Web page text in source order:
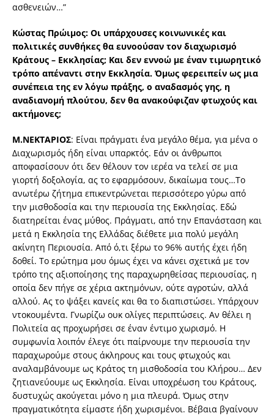
ασθενειών…”
Κώστας Πρώιμος: Οι υπάρχουσες κοινωνικές και
πολιτικές συνθήκες θα ευνοούσαν τον διαχωρισμό
Κράτους – Εκκλησίας; Και δεν εννοώ με έναν τιμωρητικό
τρόπο απέναντι στην Εκκλησία. Όμως φερειπείν ως μια
συνέπεια της εν λόγω πράξης, ο αναδασμός γης, η
αναδιανομή πλούτου, δεν θα ανακούφιζαν φτωχούς και
ακτήμονες;
Μ.ΝΕΚΤΑΡΙΟΣ: Είναι πράγματι ένα μεγάλο θέμα, για μένα ο
Διαχωρισμός ήδη είναι υπαρκτός. Εάν οι άνθρωποι
αποφασίσουν ότι δεν θέλουν τον ιερέα να τελεί σε μια
γιορτή δοξολογία, ας το εφαρμόσουν, δικαίωμα τους…Το
ανωτέρω ζήτημα επικεντρώνεται περισσότερο γύρω από
την μισθοδοσία και την περιουσία της Εκκλησίας. Εδώ
διατηρείται ένας μύθος. Πράγματι, από την Επανάσταση και
μετά η Εκκλησία της Ελλάδας διέθετε μια πολύ μεγάλη
ακίνητη Περιουσία. Από ό,τι ξέρω το 96% αυτής έχει ήδη
δοθεί. Το ερώτημα μου όμως έχει να κάνει σχετικά με τον
τρόπο της αξιοποίησης της παραχωρηθείσας περιουσίας, η
οποία δεν πήγε σε χέρια ακτημόνων, ούτε αγροτών, αλλά
αλλού. Ας το ψάξει κανείς και θα το διαπιστώσει. Υπάρχουν
ντοκουμέντα. Γνωρίζω ουκ ολίγες περιπτώσεις. Αν θέλει η
Πολιτεία ας προχωρήσει σε έναν έντιμο χωρισμό. Η
συμφωνία λοιπόν έλεγε ότι παίρνουμε την περιουσία την
παραχωρούμε στους άκληρους και τους φτωχούς και
αναλαμβάνουμε ως Κράτος τη μισθοδοσία του Κλήρου… Δεν
ζητιανεύουμε ως Εκκλησία. Είναι υποχρέωση του Κράτους,
δυστυχώς ακούγεται μόνο η μια πλευρά. Όμως στην
πραγματικότητα είμαστε ήδη χωρισμένοι. Βέβαια βγαίνουν